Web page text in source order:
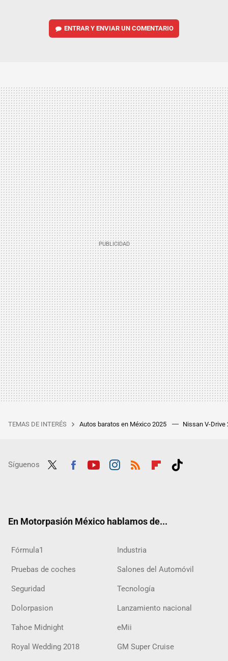
ENTRAR Y ENVIAR UN COMENTARIO
TEMAS DE INTERÉS Autos baratos en México 2025 Nissan V-Drive
Síguenos
En Motorpasión México hablamos de...
Fórmula1 Industria
Pruebas de coches Salones del Automóvil
Seguridad Tecnología
Dolorpasion Lanzamiento nacional
Tahoe Midnight eMii
Royal Wedding 2018 GM Super Cruise